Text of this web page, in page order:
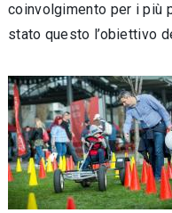
coinvolgimento per i più
stato questo l’obiettivo